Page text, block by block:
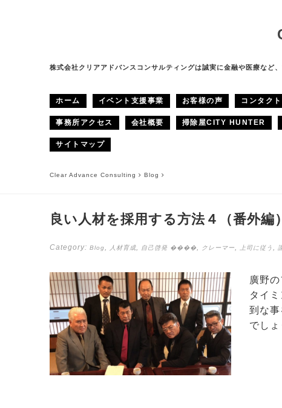
株式会社クリアアドバンスコンサルティングは誠実に金融や医療など
ホーム イベント支援事業 お客様の声 コンタクト
事務所アクセス 会社概要 掃除屋CITY HUNTER
サイトマップ
Clear Advance Consulting Blog
良い人材を採用する方法４（番外編）
Category: Blog, 人材育成, 自己啓発 ����, クレーマー, 上司に従う ,
廣野
タイ
到な
でしょ